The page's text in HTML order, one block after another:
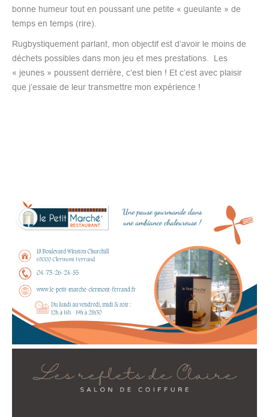
bonne humeur tout en poussant une petite « gueulante » de
temps en temps (rire).
Rugbystiquement parlant, mon objectif est d’avoir le moins de
déchets possibles dans mon jeu et mes prestations. Les
« jeunes » poussent derrière, c’est bien ! Et c’est avec plaisir
que j’essaie de leur transmettre mon expérience !